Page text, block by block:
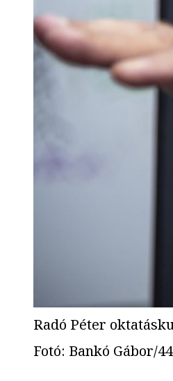
Radó Péter
Fotó: Bankó Gábor/